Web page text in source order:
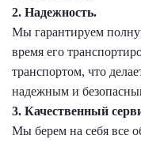
2. Надежность.
Мы гарантируем
время его
транспортом, что
надежным и
3. Качественный
Мы берем на себя все